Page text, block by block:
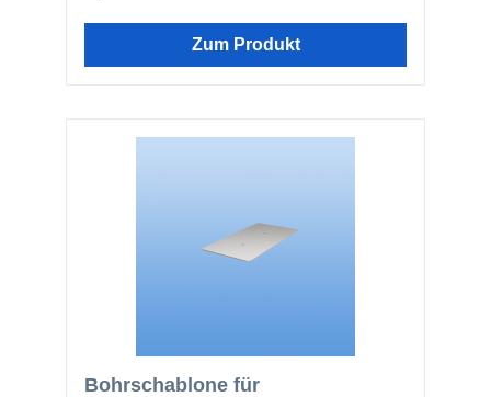
Zum Produkt
Bohrschablone für